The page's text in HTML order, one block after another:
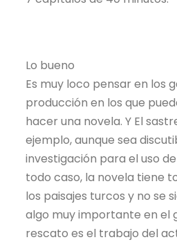
Lo bueno
Es muy loco pensar en los
producción en los que
hacer una novela. Y El
ejemplo, aunque sea
investigación para el uso
todo caso, la novela tiene
los paisajes turcos y no se
algo muy importante en el
rescato es el trabajo del